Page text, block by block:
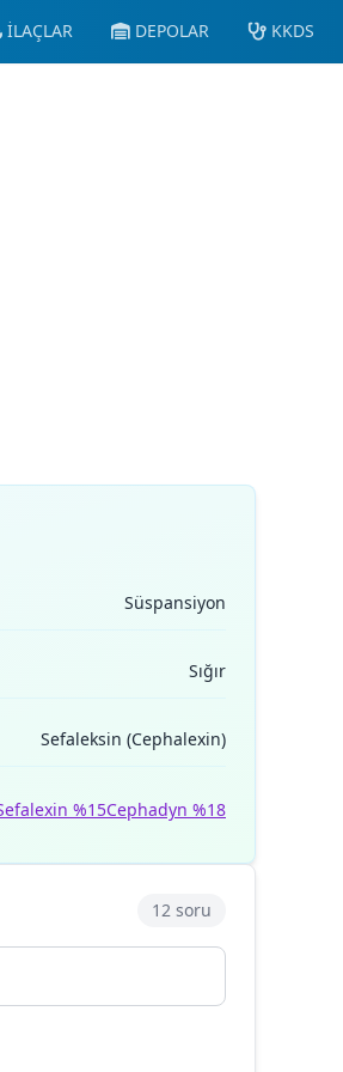
İLAÇLAR DEPOLAR KKDS
Süspansiyon
Sığır
Sefaleksin (Cephalexin)
%15Cephadyn %18
12 soru